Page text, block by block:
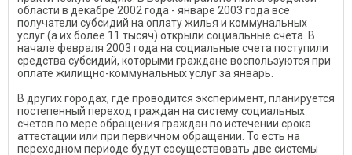
области в декабре 2002 года - январе 2003 года все
получатели субсидий на оплату жилья и коммунальных
услуг (а их более 11 тысяч) открыли социальные счета. В
начале февраля 2003 года на социальные счета поступили
средства субсидий, которыми граждане воспользуются при
оплате жилищно-коммунальных услуг за январь.
В других городах, где проводится эксперимент, планируется
постепенный переход граждан на систему социальных
счетов по мере обращения граждан по истечении срока
аттестации или при первичном обращении. То есть на
переходном периоде будут сосуществовать две системы